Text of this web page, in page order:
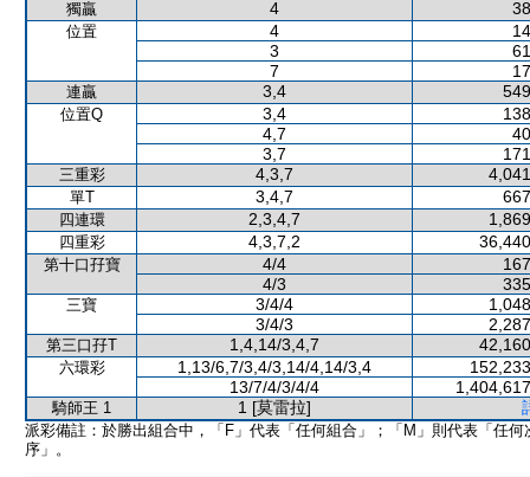
獨贏
4
位置 4
3
7
連贏 3,4
位置Q 3,4
4,7
3,7
三重彩 4,3,7
單T 3,4,7
四連環 2,3,4,7
四重彩 4,3,7,2
第十口孖寶 4/4
4/3
三寶 3/4/4
3/4/3
第三口孖T 1,4,14/3,4,7
六環彩 1,13/6,7/3,4/3,14/4,14/3,4
13/7/4/3/4/4
騎師王 1 1 [莫雷拉]
派彩備註：於勝出組合中，「F」代表「任何組合」；「M」則代表「任何
序」。